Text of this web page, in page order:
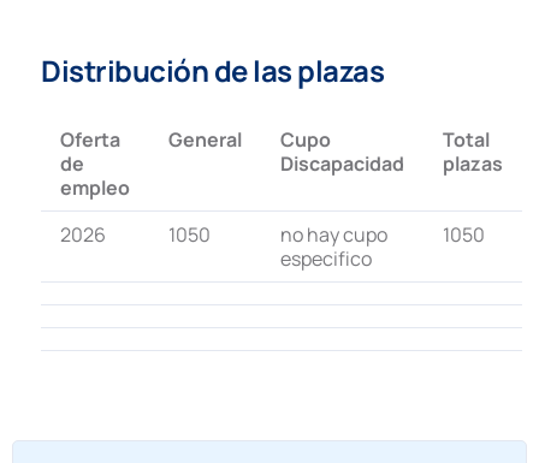
Distribución de las plazas
Oferta
de
empleo
General
Cupo
Discapacidad
Total
plazas
2026 1050
no hay cupo
especifico
1050